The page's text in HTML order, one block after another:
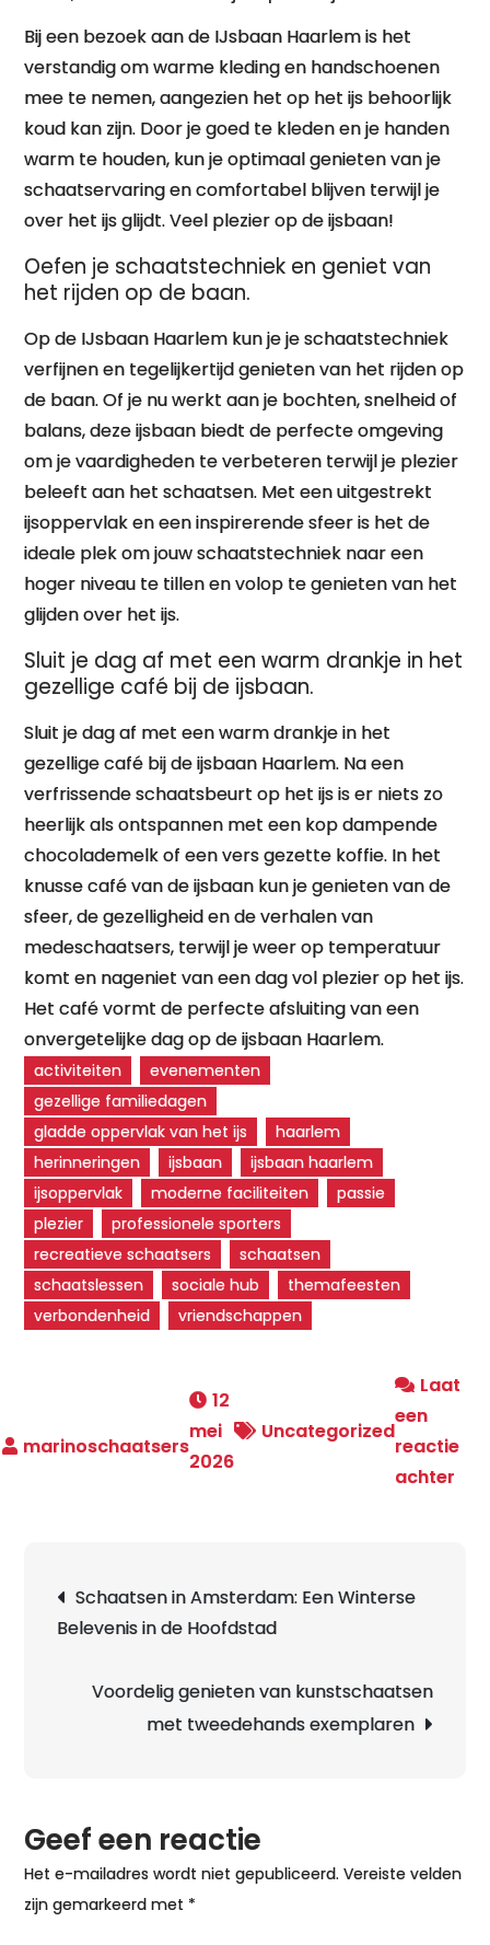
Bij een bezoek aan de IJsbaan Haarlem is het
verstandig om warme kleding en handschoenen
mee te nemen, aangezien het op het ijs behoorlijk
koud kan zijn. Door je goed te kleden en je handen
warm te houden, kun je optimaal genieten van je
schaatservaring en comfortabel blijven terwijl je
over het ijs glijdt. Veel plezier op de ijsbaan!
Oefen je schaatstechniek en geniet van
het rijden op de baan.
Op de IJsbaan Haarlem kun je je schaatstechniek
verfijnen en tegelijkertijd genieten van het rijden op
de baan. Of je nu werkt aan je bochten, snelheid of
balans, deze ijsbaan biedt de perfecte omgeving
om je vaardigheden te verbeteren terwijl je plezier
beleeft aan het schaatsen. Met een uitgestrekt
ijsoppervlak en een inspirerende sfeer is het de
ideale plek om jouw schaatstechniek naar een
hoger niveau te tillen en volop te genieten van het
glijden over het ijs.
Sluit je dag af met een warm drankje in het
gezellige café bij de ijsbaan.
Sluit je dag af met een warm drankje in het
gezellige café bij de ijsbaan Haarlem. Na een
verfrissende schaatsbeurt op het ijs is er niets zo
heerlijk als ontspannen met een kop dampende
chocolademelk of een vers gezette koffie. In het
knusse café van de ijsbaan kun je genieten van de
sfeer, de gezelligheid en de verhalen van
medeschaatsers, terwijl je weer op temperatuur
komt en nageniet van een dag vol plezier op het ijs.
Het café vormt de perfecte afsluiting van een
onvergetelijke dag op de ijsbaan Haarlem.
activiteiten
evenementen
gezellige familiedagen
gladde oppervlak van het ijs
haarlem
herinneringen
ijsbaan
ijsbaan haarlem
ijsoppervlak
moderne faciliteiten
passie
plezier
professionele sporters
recreatieve schaatsers
schaatsen
schaatslessen
sociale hub
themafeesten
verbondenheid
vriendschappen
12
mei
2026
Uncategorized
Laat
een
reactie
achter
Schaatsen in Amsterdam: Een Winterse
Belevenis in de Hoofdstad
Voordelig genieten van kunstschaatsen
met tweedehands exemplaren
Geef een reactie
Het e-mailadres wordt niet gepubliceerd. Vereiste velden
zijn gemarkeerd met *